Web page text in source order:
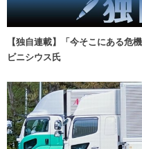
【独自連載】「今そこにある
ビニシウス氏